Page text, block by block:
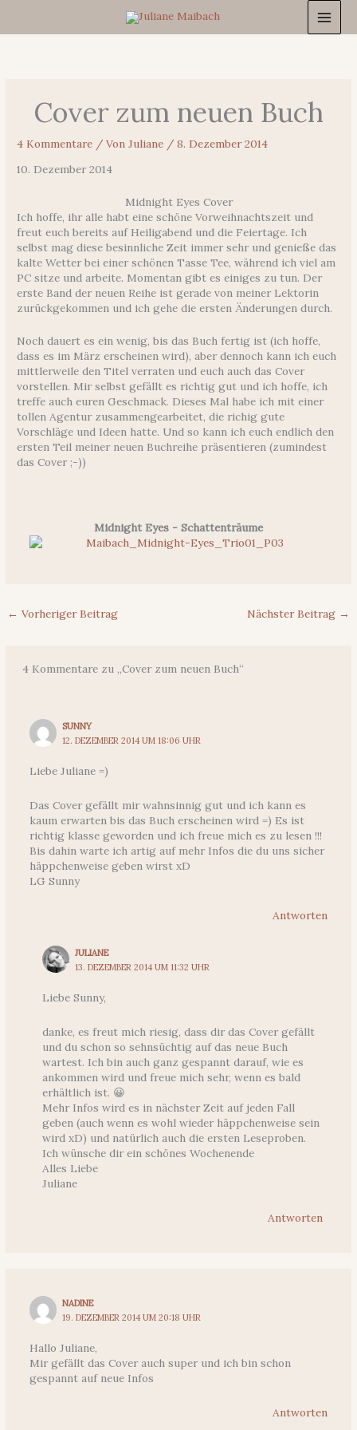
springen
Cover zum neuen Buch
4 Kommentare / VonJuliane /8. Dezember 2014
10. Dezember 2014
Midnight Eyes Cover
Ich hoffe, ihr alle habt eine schöne Vorweihnachtszeit und
freut euch bereits auf Heiligabend und die Feiertage. Ich
selbst mag diese besinnliche Zeit immer sehr und genieße das
kalte Wetter bei einer schönen Tasse Tee, während ich viel am
PC sitze und arbeite. Momentan gibt es einiges zu tun. Der
erste Band der neuen Reihe ist gerade von meiner Lektorin
zurückgekommen und ich gehe die ersten Änderungen durch.
Noch dauert es ein wenig, bis das Buch fertig ist (ich hoffe,
dass es im März erscheinen wird), aber dennoch kann ich euch
mittlerweile den Titel verraten und euch auch das Cover
vorstellen. Mir selbst gefällt es richtig gut und ich hoffe, ich
treffe auch euren Geschmack. Dieses Mal habe ich mit einer
tollen Agentur zusammengearbeitet, die richig gute
Vorschläge und Ideen hatte. Und so kann ich euch endlich den
ersten Teil meiner neuen Buchreihe präsentieren (zumindest
das Cover ;-))
Midnight Eyes - Schattenträume
← Vorheriger Beitrag Nächster Beitrag →
4 Kommentare zu „Cover zum neuen Buch“
SUNNY
12. DEZEMBER 2014 UM 18:06 UHR
Liebe Juliane =)
Das Cover gefällt mir wahnsinnig gut und ich kann es
kaum erwarten bis das Buch erscheinen wird =) Es ist
richtig klasse geworden und ich freue mich es zu lesen !!!
Bis dahin warte ich artig auf mehr Infos die du uns sicher
häppchenweise geben wirst xD
LG Sunny
Antworten
JULIANE
13. DEZEMBER 2014 UM 11:32 UHR
Liebe Sunny,
danke, es freut mich riesig, dass dir das Cover gefällt
und du schon so sehnsüchtig auf das neue Buch
wartest. Ich bin auch ganz gespannt darauf, wie es
ankommen wird und freue mich sehr, wenn es bald
erhältlich ist. 😀
Mehr Infos wird es in nächster Zeit auf jeden Fall
geben (auch wenn es wohl wieder häppchenweise sein
wird xD) und natürlich auch die ersten Leseproben.
Ich wünsche dir ein schönes Wochenende
Alles Liebe
Juliane
Antworten
NADINE
19. DEZEMBER 2014 UM 20:18 UHR
Hallo Juliane,
Mir gefällt das Cover auch super und ich bin schon
gespannt auf neue Infos
Antworten